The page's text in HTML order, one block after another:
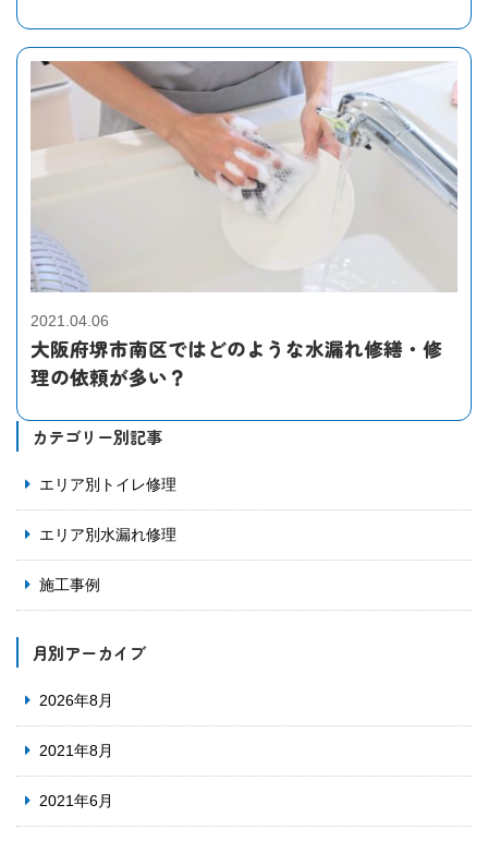
2021.04.06
大阪府堺市南区ではどのような水漏れ修繕・修
理の依頼が多い？
カテゴリー別記事
エリア別トイレ修理
エリア別水漏れ修理
施工事例
月別アーカイブ
2026年8月
2021年8月
2021年6月